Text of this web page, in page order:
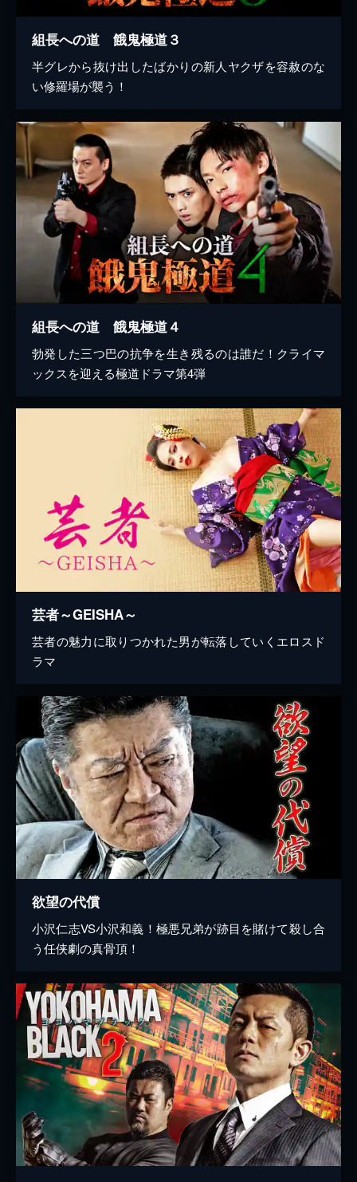
組長への道 餓鬼極道３
半グレから抜け出したばかりの新人ヤクザを容赦のな
い修羅場が襲う！
組長への道 餓鬼極道４
勃発した三つ巴の抗争を生き残るのは誰だ！クライマ
ックスを迎える極道ドラマ第4弾
芸者～GEISHA～
芸者の魅力に取りつかれた男が転落していくエロスド
ラマ
欲望の代償
小沢仁志VS小沢和義！極悪兄弟が跡目を賭けて殺し合
う任侠劇の真骨頂！